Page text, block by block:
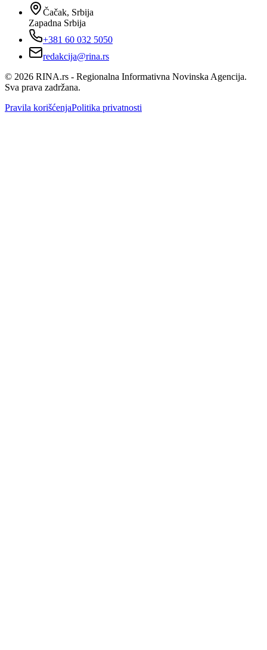
Čačak, Srbija
Zapadna Srbija
+381 60 032 5050
redakcija@rina.rs
© 2026 RINA.rs - Regionalna Informativna Novinska Agencija.
Sva prava zadržana.
Pravila korišćenjaPolitika privatnosti